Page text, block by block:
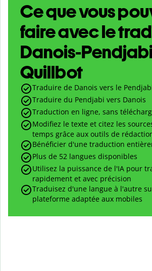
Ce que vous
faire avec le
Danois-
Quillbot
Traduire de Danois vers le
Traduire du Pendjabi vers Danois
Traduction en ligne, sans
Modifiez le texte et citez les
temps grâce aux outils de
Bénéficier d'une traduction
Plus de 52 langues disponibles
Utilisez la puissance de l'IA pour
rapidement et avec précision
Traduisez d'une langue à l'autre
plateforme adaptée aux mobiles